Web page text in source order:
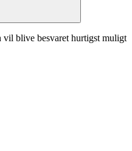
vil blive besvaret hurtigst muligt